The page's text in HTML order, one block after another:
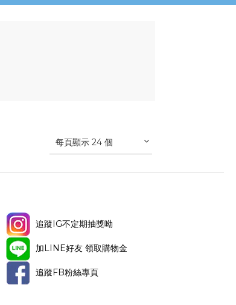
每頁顯示 24 個
追蹤IG不定期抽獎呦
加LINE好友 領取購物金
追蹤FB粉絲專頁